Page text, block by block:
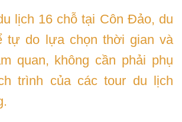
lịch 16 chỗ tại Côn Đảo, du
tự do lựa chọn thời gian và
quan, không cần phải phụ
trình của các tour du lịch